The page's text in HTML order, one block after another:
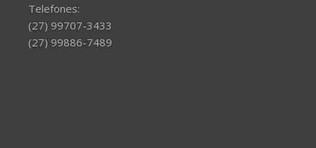
Telefones:
(27) 99707-3433
(27) 99886-7489